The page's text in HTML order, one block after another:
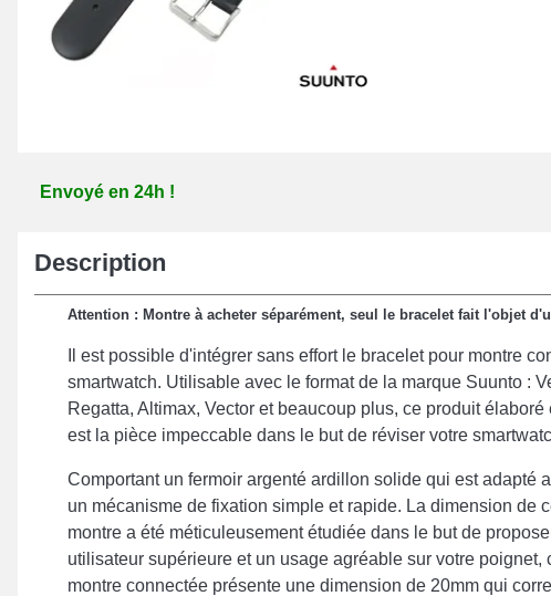
Envoyé en 24h !
Description
Attention : Montre à acheter séparément, seul le bracelet fait l'objet
Il est possible d'intégrer sans effort le bracelet pour montre
smartwatch. Utilisable avec le format de la marque Suunto :
Regatta, Altimax, Vector et beaucoup plus, ce produit
est la pièce impeccable dans le but de réviser votre
Comportant un fermoir argenté ardillon solide qui est adapté
un mécanisme de fixation simple et rapide. La dimension de
montre a été méticuleusement étudiée dans le but de
utilisateur supérieure et un usage agréable sur votre poignet,
montre connectée présente une dimension de 20mm qui